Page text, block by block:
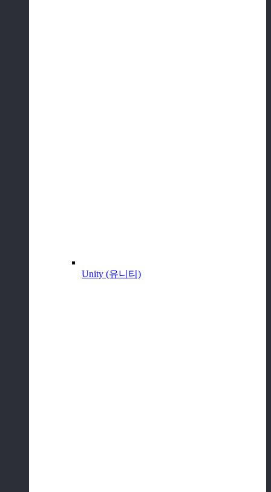
Unity (유니티)